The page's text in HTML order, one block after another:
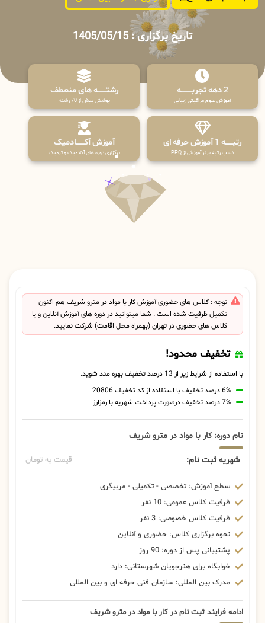
تاریخ برگزاری : 1405/05/15
2 دهه تجربـــــــــه
آموزش علوم مراقبتی زیبایی
رشتـــــــه های منعطف
پوشش بیش از 70 رشته
رتبــــــه 1 آموزش حرفه ای
کسب رتبه برتر آموزش از PPQ
آموزش آکـــــــادمیک
برگزاری دوره های آکادمیک و ترمیک
توجه : کلاس های حضوری آموزش کار با مواد در مترو شریف هم اکنون
تکمیل ظرفیت شده است . شما میتوانید در دوره های آموزش آنلاین و یا
کلاس های حضوری در تهران (بهمراه محل اقامت) شرکت نمایید.
تخفیف محدود!
با استفاده از شرایط زیر از 13 درصد تخفیف بهره مند شوید.
6% درصد تخفیف با استفاده از کد تخفیف 20806
7% درصد تخفیف درصورت پرداخت شهریه با رمزارز
نام دوره: کار با مواد در مترو شریف
شهریه ثبت نام: قیمت به تومان
سطح آموزش: تخصصی - تکمیلی - مربیگری
ظرفیت کلاس عمومی: 10 نفر
ظرفیت کلاس خصوصی: 3 نفر
نحوه برگزاری کلاس: حضوری و آنلاین
پشتیبانی پس از دوره: 90 روز
خوابگاه برای هنرجویان شهرستانی: دارد
مدرک بین المللی: سازمان فنی حرفه ای و بین المللی
ادامه فرایند ثبت نام در کار با مواد در مترو شریف